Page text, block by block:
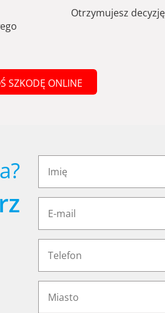
Otrzymujesz decyzję
SZKODĘ ONLINE